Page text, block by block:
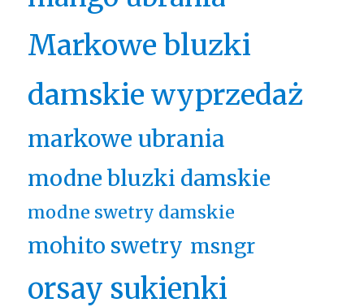
Markowe bluzki
damskie wyprzedaż
markowe ubrania
modne bluzki damskie
modne swetry damskie
mohito swetry msngr
orsay sukienki